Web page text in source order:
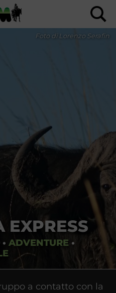
EXPRESS
• ADVENTURE•
Foto di Lorenzo Serafin
a contatto con la